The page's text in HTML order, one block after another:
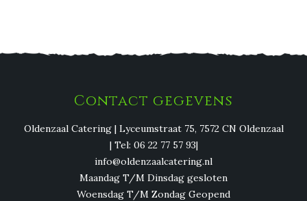
Contact gegevens
Oldenzaal Catering | Lyceumstraat 75, 7572 CN Oldenzaal
| Tel: 06 22 77 57 93|
info@oldenzaalcatering.nl
Maandag T/M Dinsdag gesloten
Woensdag T/M Zondag Geopend